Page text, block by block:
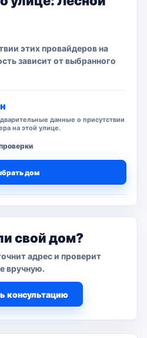
этих провайдеров на
зависит от выбранного
данные о присутствии
на этой улице.
дом
свой дом?
адрес и проверит
вручную.
консультацию